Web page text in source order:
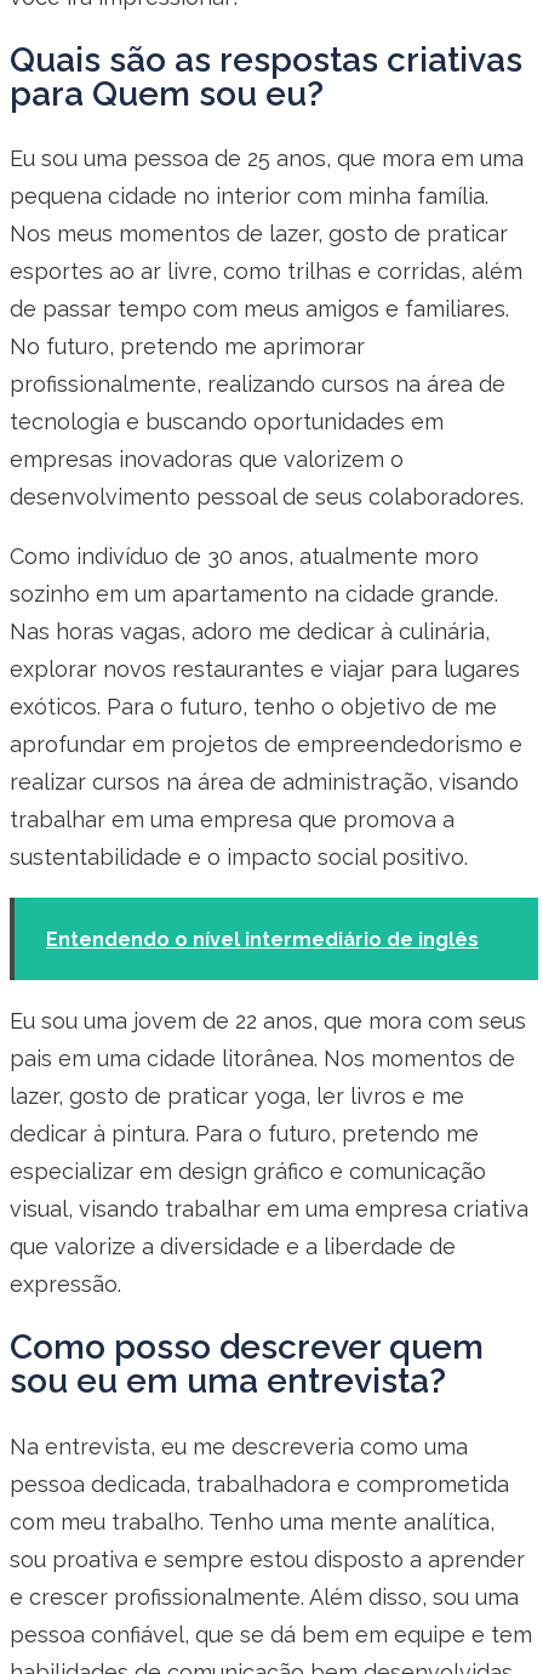
Quais são as respostas criativas
para Quem sou eu?
Eu sou uma pessoa de 25 anos, que mora em uma
pequena cidade no interior com minha família.
Nos meus momentos de lazer, gosto de praticar
esportes ao ar livre, como trilhas e corridas, além
de passar tempo com meus amigos e familiares.
No futuro, pretendo me aprimorar
profissionalmente, realizando cursos na área de
tecnologia e buscando oportunidades em
empresas inovadoras que valorizem o
desenvolvimento pessoal de seus colaboradores.
Como indivíduo de 30 anos, atualmente moro
sozinho em um apartamento na cidade grande.
Nas horas vagas, adoro me dedicar à culinária,
explorar novos restaurantes e viajar para lugares
exóticos. Para o futuro, tenho o objetivo de me
aprofundar em projetos de empreendedorismo e
realizar cursos na área de administração, visando
trabalhar em uma empresa que promova a
sustentabilidade e o impacto social positivo.
Entendendo o nível intermediário de inglês
Eu sou uma jovem de 22 anos, que mora com seus
pais em uma cidade litorânea. Nos momentos de
lazer, gosto de praticar yoga, ler livros e me
dedicar à pintura. Para o futuro, pretendo me
especializar em design gráfico e comunicação
visual, visando trabalhar em uma empresa criativa
que valorize a diversidade e a liberdade de
expressão.
Como posso descrever quem
sou eu em uma entrevista?
Na entrevista, eu me descreveria como uma
pessoa dedicada, trabalhadora e comprometida
com meu trabalho. Tenho uma mente analítica,
sou proativa e sempre estou disposto a aprender
e crescer profissionalmente. Além disso, sou uma
pessoa confiável, que se dá bem em equipe e tem